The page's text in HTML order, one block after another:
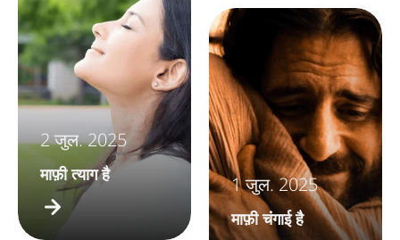
2 जुल. 2025
माफ़ी त्याग है 1 जुल. 2025
माफ़ी चंगाई है